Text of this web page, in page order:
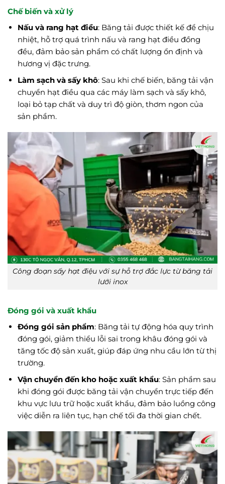
Chế biến và xử lý
Nấu và rang hạt điều: Băng tải được thiết kế để chịu
nhiệt, hỗ trợ quá trình nấu và rang hạt điều đồng
đều, đảm bảo sản phẩm có chất lượng ổn định và
hương vị đặc trưng.
Làm sạch và sấy khô: Sau khi chế biến, băng tải vận
chuyển hạt điều qua các máy làm sạch và sấy khô,
loại bỏ tạp chất và duy trì độ giòn, thơm ngon của
sản phẩm.
Công đoạn sấy hạt điệu với sự hỗ trợ đắc lực từ băng tải
lưới inox
Đóng gói và xuất khẩu
Đóng gói sản phẩm: Băng tải tự động hóa quy trình
đóng gói, giảm thiểu lỗi sai trong khâu đóng gói và
tăng tốc độ sản xuất, giúp đáp ứng nhu cầu lớn từ thị
trường.
Vận chuyển đến kho hoặc xuất khẩu: Sản phẩm sau
khi đóng gói được băng tải vận chuyển trực tiếp đến
khu vực lưu trữ hoặc xuất khẩu, đảm bảo luồng công
việc diễn ra liên tục, hạn chế tối đa thời gian chết.